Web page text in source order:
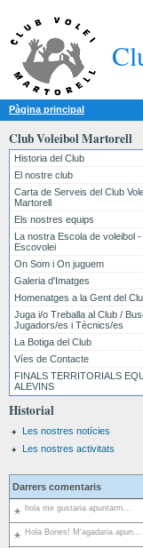
Pàgina principal
Club Voleibol Martorell
Historia del Club
El nostre club
Carta de Serveis del Club
Martorell
Els nostres equips
La nostra Escola de voleibol -
Escovolei
On Som i On juguem
Galeria d'Imatges
Homenatges a la Gent del
Juga i/o Treballa al Club /
Jugadors/es i Tècnics/es
La Botiga del Club
Víes de Contacte
FINALS TERRITORIALS
ALEVINS
Historial
Les nostres notícies
Les nostres activitats
Darrers comentaris
hola me gustaria apuntarm...
Hola Bones! M'agadaria apun...